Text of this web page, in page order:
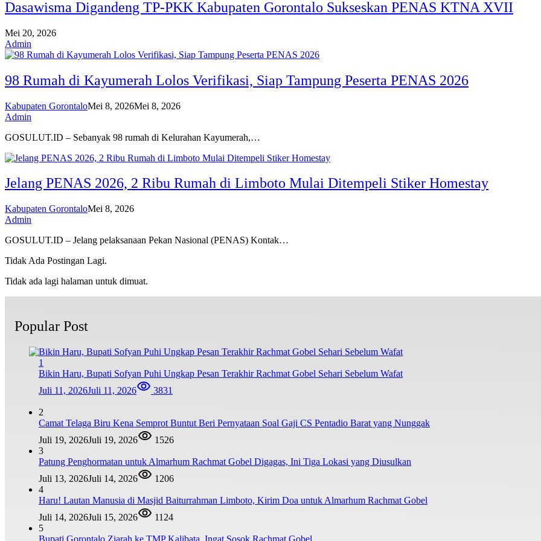
Dasawisma Digandeng TP-PKK Kabupaten Gorontalo Sukseskan PENAS KTNA XVII
Mei 20, 2026
Admin
98 Rumah di Kayumerah Lolos Verifikasi, Siap Tampung Peserta PENAS 2026
Kabupaten GorontaloMei 8, 2026Mei 8, 2026
Admin
GOSULUT.ID – Sebanyak 98 rumah di Kelurahan Kayumerah,…
Jelang PENAS 2026, 2 Ribu Rumah di Limboto Mulai Ditempeli Stiker Homestay
Kabupaten GorontaloMei 8, 2026
Admin
GOSULUT.ID – Jelang pelaksanaan Pekan Nasional (PENAS) Kontak…
Tidak Ada Postingan Lagi.
Tidak ada lagi halaman untuk dimuat.
Popular Post
1
Bikin Haru, Bupati Sofyan Puhi Ungkap Pesan Terakhir Rachmat Gobel Sehari Sebelum Wafat
Juli 11, 2026Juli 11, 2026 3831
2
Camat Telaga Biru Kena Semprot Buntut Beri Pernyataan Soal Gaji CS Pentadio Barat yang Nunggak
Juli 19, 2026Juli 19, 2026
1526
3
Patung Penghormatan untuk Almarhum Rachmat Gobel Digagas, Ini Tiga Lokasi yang Diusulkan
Juli 13, 2026Juli 14, 2026
1206
4
Haru! Lautan Manusia di Masjid Baiturrahman Limboto, Kirim Doa untuk Almarhum Rachmat Gobel
Juli 14, 2026Juli 15, 2026
1124
5